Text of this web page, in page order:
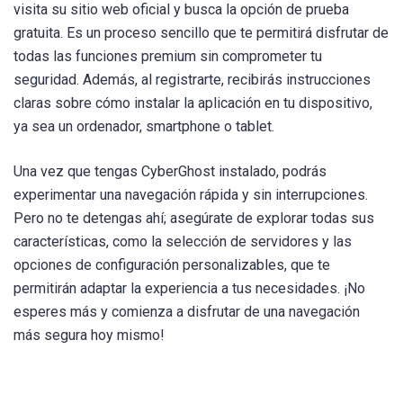
visita su sitio web oficial y busca la opción de prueba
gratuita. Es un proceso sencillo que te permitirá disfrutar de
todas las funciones premium sin comprometer tu
seguridad. Además, al registrarte, recibirás instrucciones
claras sobre cómo instalar la aplicación en tu dispositivo,
ya sea un ordenador, smartphone o tablet.
Una vez que tengas CyberGhost instalado, podrás
experimentar una navegación rápida y sin interrupciones.
Pero no te detengas ahí; asegúrate de explorar todas sus
características, como la selección de servidores y las
opciones de configuración personalizables, que te
permitirán adaptar la experiencia a tus necesidades. ¡No
esperes más y comienza a disfrutar de una navegación
más segura hoy mismo!